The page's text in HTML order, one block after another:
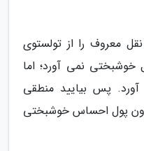
معروف را از تولستوی
نمی آورد؛ اما
پس بیایید منطقی
پول احساس خوشبختی